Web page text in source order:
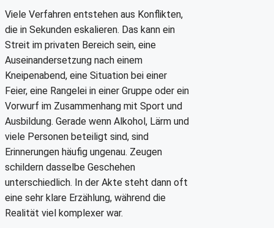
Viele Verfahren entstehen aus Konflikten,
die in Sekunden eskalieren. Das kann ein
Streit im privaten Bereich sein, eine
Auseinandersetzung nach einem
Kneipenabend, eine Situation bei einer
Feier, eine Rangelei in einer Gruppe oder ein
Vorwurf im Zusammenhang mit Sport und
Ausbildung. Gerade wenn Alkohol, Lärm und
viele Personen beteiligt sind, sind
Erinnerungen häufig ungenau. Zeugen
schildern dasselbe Geschehen
unterschiedlich. In der Akte steht dann oft
eine sehr klare Erzählung, während die
Realität viel komplexer war.